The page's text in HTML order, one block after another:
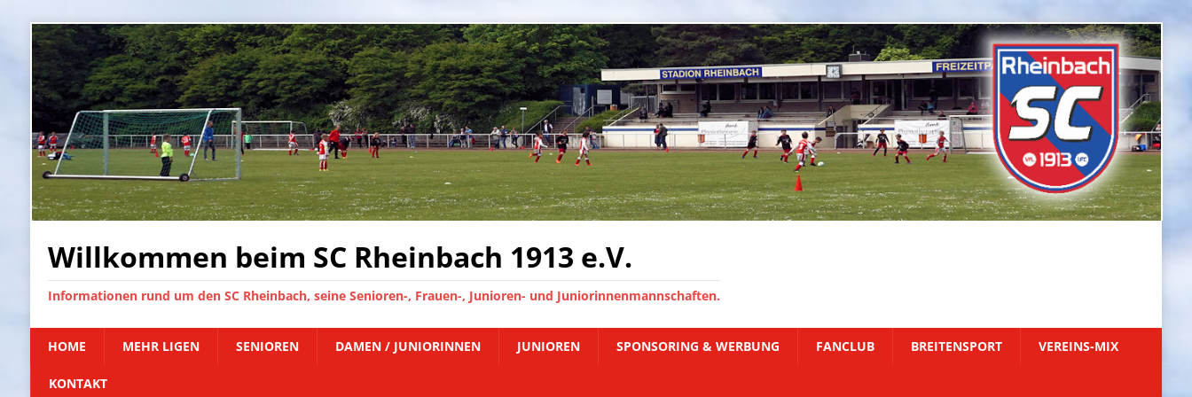
Willkommen beim SC Rheinbach 1913 e.V.
Informationen rund um den SC Rheinbach, seine Senioren-, Frauen-, Junioren- und Juniorinnenmannschaften.
HOME MEHR LIGEN SENIOREN DAMEN / JUNIORINNEN JUNIOREN SPONSORING & WERBUNG FANCLUB BREITENSPORT VEREINS-MIX
KONTAKT